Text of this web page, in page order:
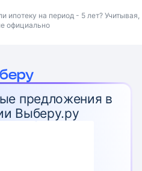
ипотеку на период - 5 лет? Учитывая,
официально
предложения в
Выберу.ру